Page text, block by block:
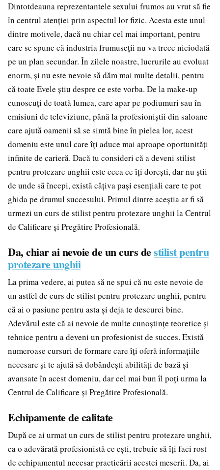
Dintotdeauna reprezentantele sexului frumos au vrut să fie
în centrul atenției prin aspectul lor fizic. Acesta este unul
dintre motivele, dacă nu chiar cel mai important, pentru
care se spune că industria frumuseții nu va trece niciodată
pe un plan secundar. În zilele noastre, lucrurile au evoluat
enorm, și nu este nevoie să dăm mai multe detalii, pentru
că toate Evele știu despre ce este vorba. De la make-up
cunoscuți de toată lumea, care apar pe podiumuri sau în
emisiuni de televiziune, până la profesioniștii din saloane
care ajută oamenii să se simtă bine în pielea lor, acest
domeniu este unul care îți aduce mai aproape oportunități
infinite de carieră. Dacă tu consideri că a deveni stilist
pentru protezare unghii este ceea ce îți dorești, dar nu știi
de unde să începi, există câțiva pași esențiali care te pot
ghida pe drumul succesului. Primul dintre aceștia ar fi să
urmezi un curs de stilist pentru protezare unghii la Centrul
de Calificare și Pregătire Profesională.
Da, chiar ai nevoie de un curs destilist pentru
protezare unghii
La prima vedere, ai putea să ne spui că nu este nevoie de
un astfel de curs de stilist pentru protezare unghii, pentru
că ai o pasiune pentru asta și deja te descurci bine.
Adevărul este că ai nevoie de multe cunoștințe teoretice și
tehnice pentru a deveni un profesionist de succes. Există
numeroase cursuri de formare care îți oferă informațiile
necesare și te ajută să dobândești abilități de bază și
avansate în acest domeniu, dar cel mai bun îl poți urma la
Centrul de Calificare și Pregătire Profesională.
Echipamente de calitate
După ce ai urmat un curs de stilist pentru protezare unghii,
ca o adevărată profesionistă ce ești, trebuie să îți faci rost
de echipamentul necesar practicării acestei meserii. Da, ai